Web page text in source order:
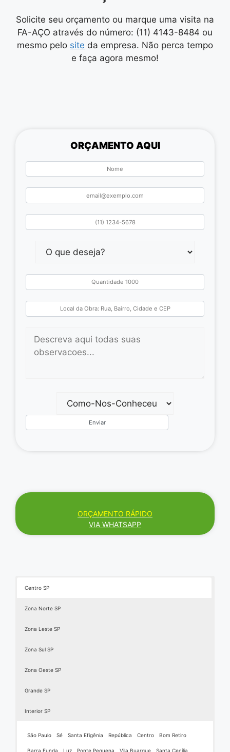
Solicite seu orçamento ou marque uma visita na
FA-AÇO através do número: (11) 4143-8484 ou
mesmo pelo site da empresa. Não perca tempo
e faça agora mesmo!
ORÇAMENTO AQUI
ORÇAMENTO RÁPIDO
VIA WHATSAPP
Centro SP
Zona Norte SP
Zona Leste SP
Zona Sul SP
Zona Oeste SP
Grande SP
Interior SP
São Paulo Sé Santa Efigênia República Centro Bom Retiro
Barra Funda Luz Ponte Pequena Vila Buarque Santa Cecília